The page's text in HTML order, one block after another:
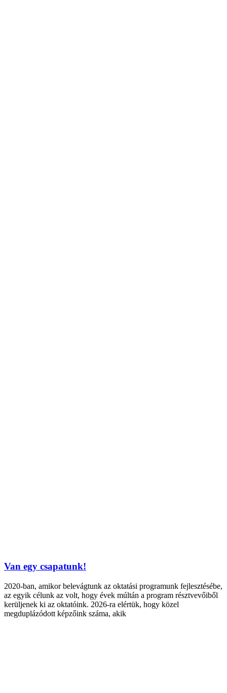
Van egy csapatunk!
2020-ban, amikor belevágtunk az oktatási programunk fejlesztésébe,
az egyik célunk az volt, hogy évek múltán a program résztvevőiből
kerüljenek ki az oktatóink. 2026-ra elértük, hogy közel
megduplázódott képzőink száma, akik